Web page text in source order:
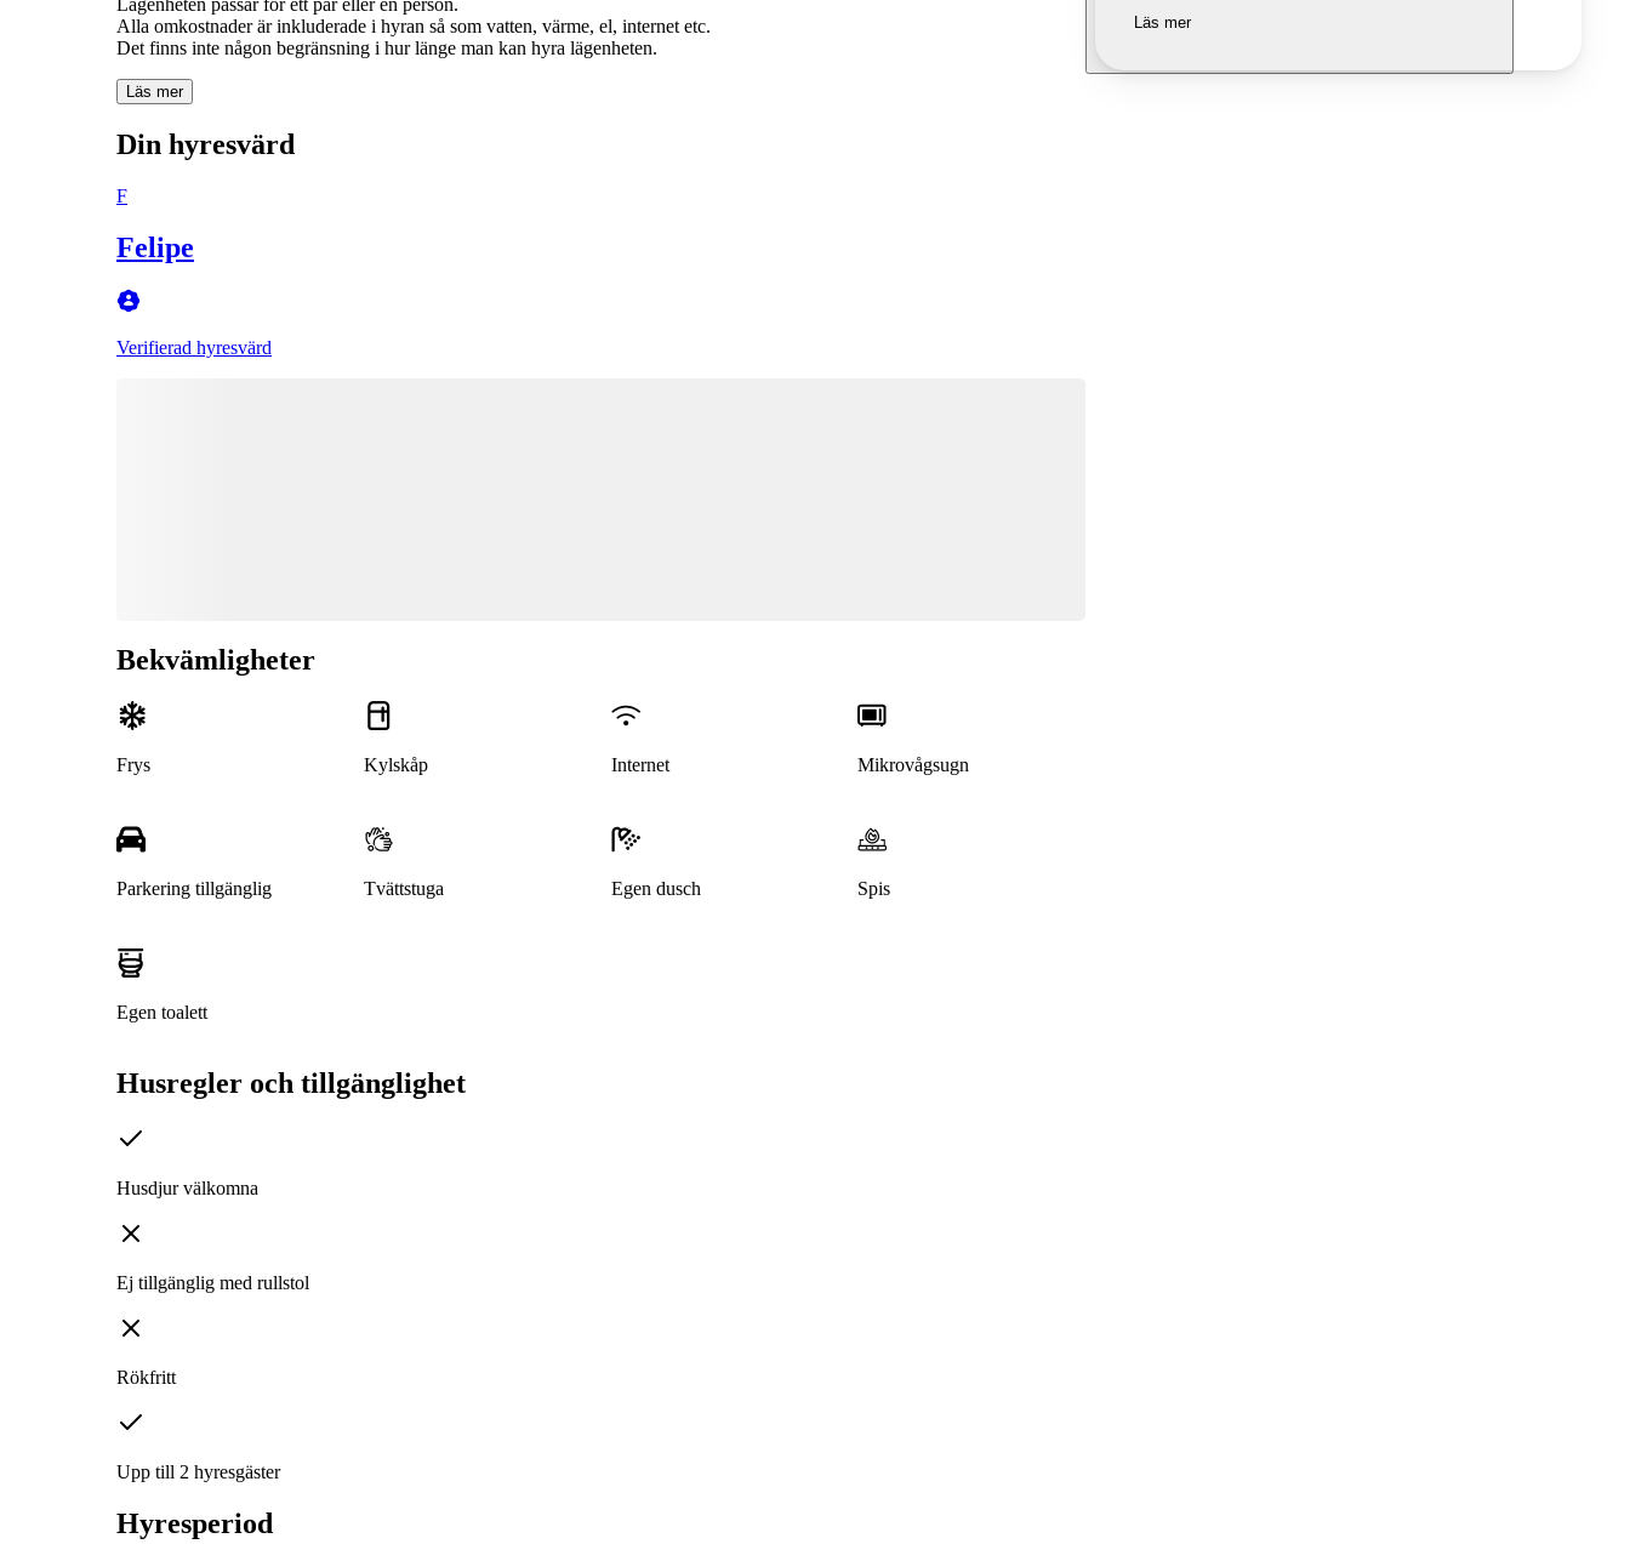
Alla omkostnader är inkluderade i hyran så som vatten, värme, el, internet etc.
Det finns inte någon begränsning i hur länge man kan hyra lägenheten.
Läs mer
Din hyresvärd
F
Felipe
Verifierad hyresvärd
Bekvämligheter
Frys Kylskåp Internet Mikrovågsugn
Parkering tillgänglig Tvättstuga Egen dusch Spis
Egen toalett
Husregler och tillgänglighet
Husdjur välkomna
Ej tillgänglig med rullstol
Rökfritt
Upp till 2 hyresgäster
Hyresperiod
Läs mer